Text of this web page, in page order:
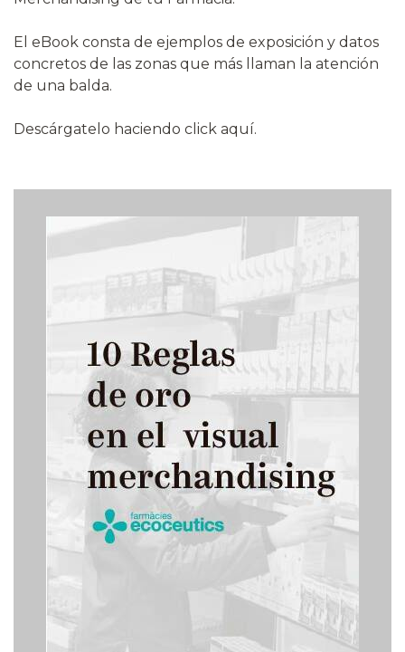
El eBook consta de ejemplos de exposición y datos
concretos de las zonas que más llaman la atención
de una balda.
Descárgatelo haciendo click aquí.